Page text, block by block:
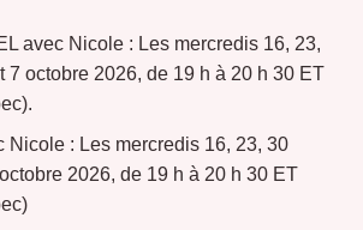
avec Nicole : Les mercredis 16, 23,
7 octobre 2026, de 19 h à 20 h 30 ET
Nicole : Les mercredis 16, 23, 30
2026, de 19 h à 20 h 30 ET